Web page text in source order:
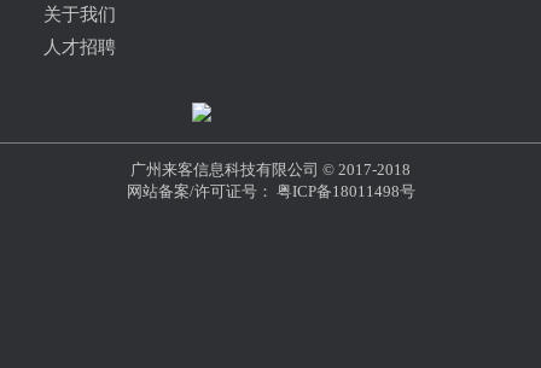
关于我们
人才招聘
广州来客信息科技有限公司 © 2017-2018
网站备案/许可证号： 粤ICP备18011498号